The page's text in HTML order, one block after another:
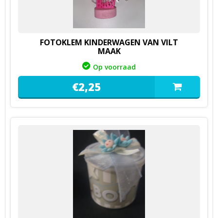
FOTOKLEM KINDERWAGEN VAN VILT
MAAK
Op voorraad
€2,25